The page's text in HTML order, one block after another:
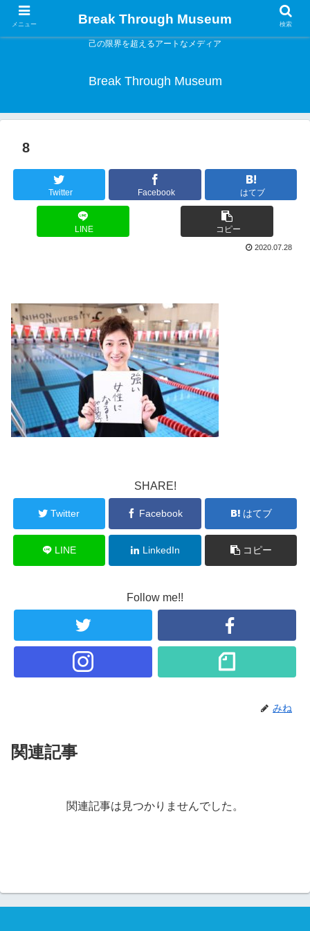
己の限界を超えるアートなメディア
Break Through Museum
8
Twitter Facebook はてブ
LINE コピー
2020.07.28
SHARE!
Twitter Facebook はてブ
LINE LinkedIn コピー
Follow me!!
みね
関連記事
関連記事は見つかりませんでした。
メニュー Break Through Museum 検索